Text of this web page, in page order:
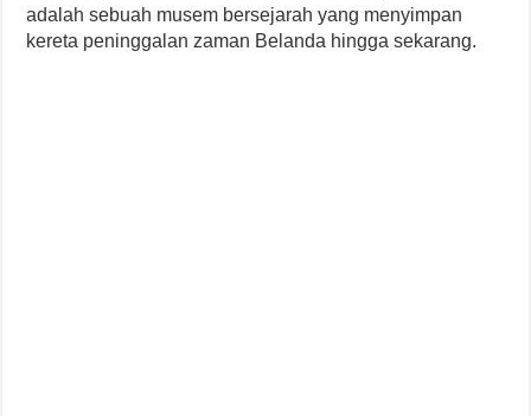
adalah sebuah musem bersejarah yang menyimpan
kereta peninggalan zaman Belanda hingga sekarang.